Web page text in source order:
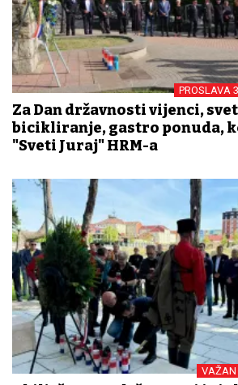
PROSLAVA
Za Dan državnosti vijenci,
bicikliranje, gastro ponuda,
"Sveti Juraj" HRM-a
VAŽAN